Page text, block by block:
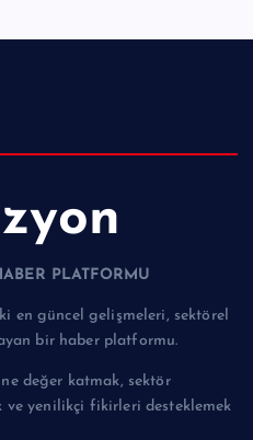
PLATFORMU
en güncel gelişmeleri, sektörel
bir haber platformu.
değer katmak, sektör
yenilikçi fikirleri desteklemek